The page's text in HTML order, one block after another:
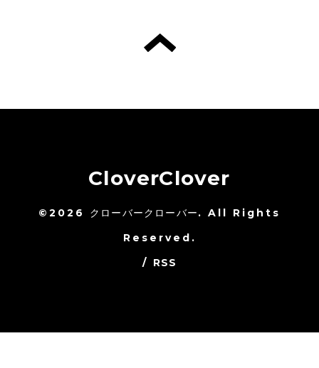
CloverClover
©2026 クローバークローバー. All Rights
Reserved.
/ RSS